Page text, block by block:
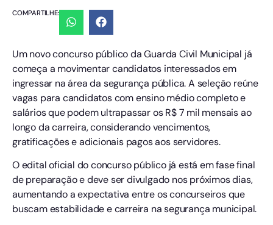
COMPARTILHE:
Um novo concurso público da Guarda Civil Municipal já
começa a movimentar candidatos interessados em
ingressar na área da segurança pública. A seleção reúne
vagas para candidatos com ensino médio completo e
salários que podem ultrapassar os R$ 7 mil mensais ao
longo da carreira, considerando vencimentos,
gratificações e adicionais pagos aos servidores.
O edital oficial do concurso público já está em fase final
de preparação e deve ser divulgado nos próximos dias,
aumentando a expectativa entre os concurseiros que
buscam estabilidade e carreira na segurança municipal.